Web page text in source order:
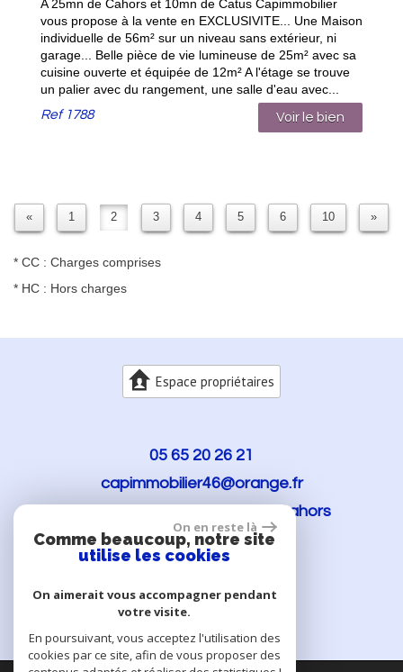
A 25mn de Cahors et 10mn de Catus Capimmobilier
vous propose à la vente en EXCLUSIVITE... Une Maison
individuelle de 56m² sur un niveau sans extérieur, ni
garage... Belle pièce de vie lumineuse de 25m² avec sa
cuisine ouverte et équipée de 12m² A l'étage se trouve
un palier avec du rangement, une salle d'eau avec...
Ref1788 Voir le bien
« 1 2 3 4 5 6 10 »
* CC : Charges comprises
* HC : Hors charges
Espace propriétaires
05 65 20 26 21
capimmobilier46@orange.fr
Cahors
On en reste là
Comme beaucoup, notre site
utilise les cookies
On aimerait vous accompagner pendant
votre visite.
En poursuivant, vous acceptez l'utilisation des
cookies par ce site, afin de vous proposer des